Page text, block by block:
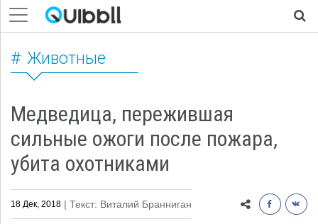
Животные
Медведица, пережившая
сильные ожоги после пожара,
убита охотниками
18 Дек, 2018 | Текст: Виталий Бранниган